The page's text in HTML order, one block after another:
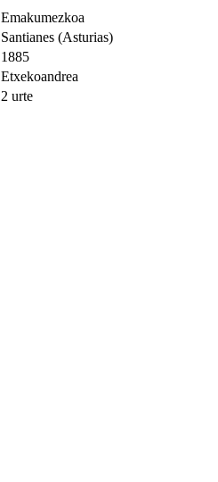
Emakumezkoa
Santianes (Asturias)
1885
Etxekoandrea
2 urte